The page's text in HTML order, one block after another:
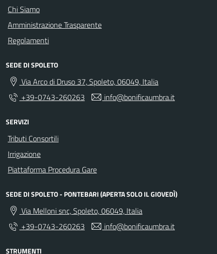
Chi Siamo
Amministrazione Trasparente
Regolamenti
SEDE DI SPOLETO
Via Arco di Druso 37, Spoleto, 06049, Italia
+39-0743-260263
info@bonificaumbra.it
SERVIZI
Tributi Consortili
Irrigazione
Piattaforma Procedura Gare
SEDE DI SPOLETO - PONTEBARI (APERTA SOLO IL GIOVEDÌ)
Via Melloni snc, Spoleto, 06049, Italia
+39-0743-260263
info@bonificaumbra.it
STRUMENTI